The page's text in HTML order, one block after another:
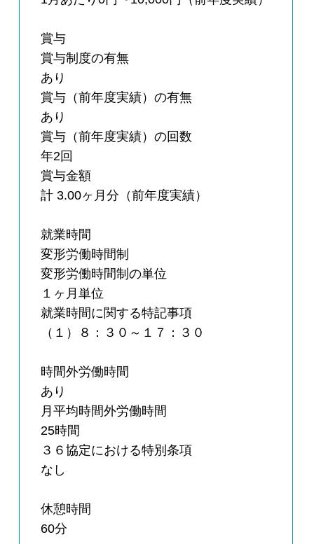
賞与
賞与制度の有無
あり
賞与（前年度実績）の有無
あり
賞与（前年度実績）の回数
年2回
賞与金額
計 3.00ヶ月分（前年度実績）
就業時間
変形労働時間制
変形労働時間制の単位
１ヶ月単位
就業時間に関する特記事項
（１）８：３０～１７：３０
時間外労働時間
あり
月平均時間外労働時間
25時間
３６協定における特別条項
なし
休憩時間
60分